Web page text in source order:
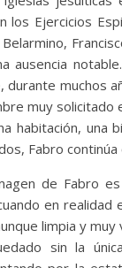
los Ejercicios
ausencia
durante muchos
muy solicitado
habitación, una
Fabro
de Fabro
en realidad
limpia y
sin la